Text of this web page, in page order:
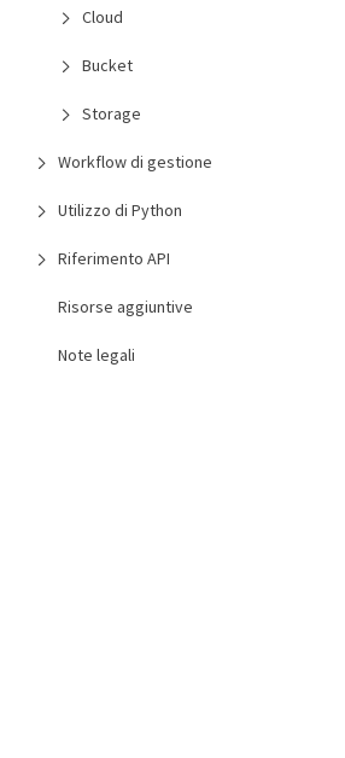
Cloud
Bucket
Storage
Workflow di gestione
Utilizzo di Python
Riferimento API
Risorse aggiuntive
Note legali